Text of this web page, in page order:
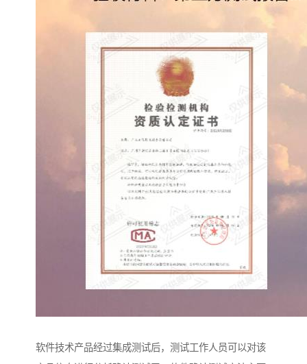
软件技术产品经过集成测试后，测试工作人员可以对该